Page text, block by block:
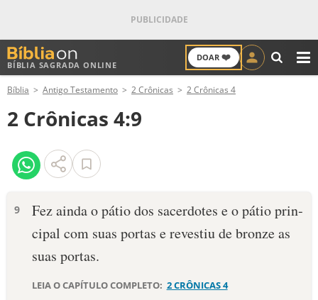
BÍBLIA SAGRADA ONLINE
DOAR ❤️
ANTIGO TESTAMENTO
NOVO TESTAMENTO
VERSÍCULOS
PALAVRA DO DIA
Bíblia Antigo Testamento 2 Crônicas 2 Crônicas 4
2 Crônicas 4:9
9
Fez ainda o pátio dos sacerdotes e o pátio prin­
cipal com su­as portas e revestiu de bronze as
suas portas.
LEIA O CAPÍTULO COMPLETO: 2 CRÔNICAS 4